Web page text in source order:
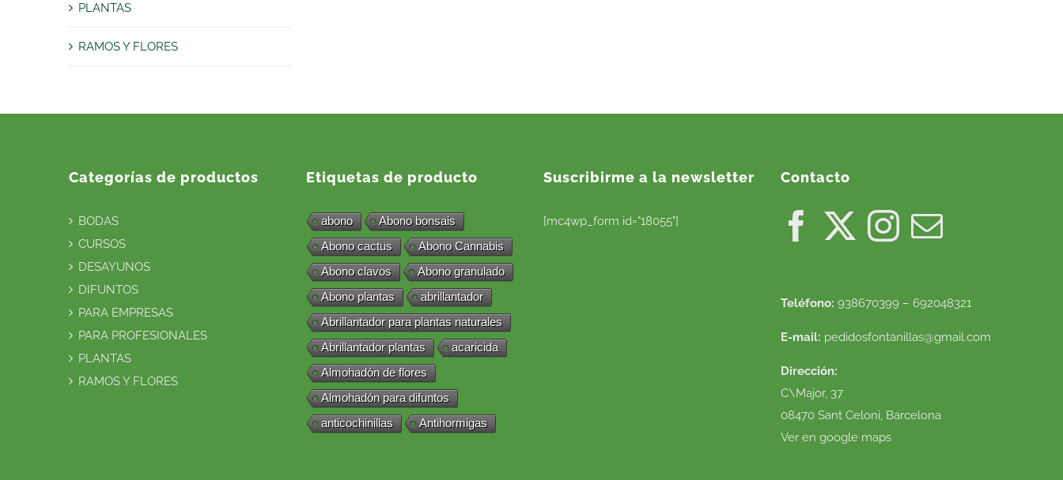
PLANTAS
RAMOS Y FLORES
Categorías de productos
BODAS
CURSOS
DESAYUNOS
DIFUNTOS
PARA EMPRESAS
PARA PROFESIONALES
PLANTAS
RAMOS Y FLORES
Etiquetas de producto
abono
Abono bonsais
Abono cactus
Abono Cannabis
Abono clavos
Abono granulado
Abono plantas
abrillantador
Abrillantador para plantas naturales
Abrillantador plantas
acaricida
Almohadón de flores
Almohadón para difuntos
anticochinillas
Antihormigas
Suscribirme a la newsletter
[mc4wp_form id="18055"]
Contacto
Teléfono: 938670399 – 692048321
E-mail: pedidosfontanillas@gmail.com
Dirección:
C\Major, 37
08470 Sant Celoni, Barcelona
Ver en google maps